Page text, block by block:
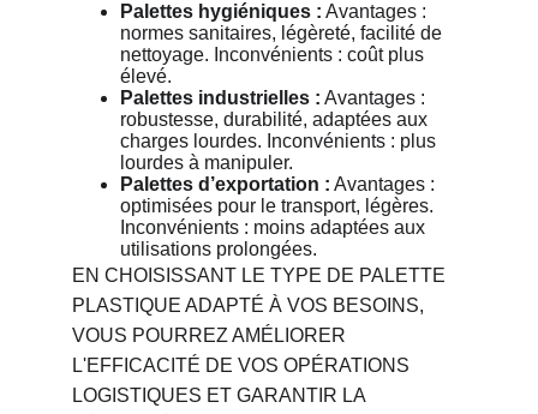
Palettes hygiéniques : Avantages :
normes sanitaires, légèreté, facilité de
nettoyage. Inconvénients : coût plus
élevé.
Palettes industrielles : Avantages :
robustesse, durabilité, adaptées aux
charges lourdes. Inconvénients : plus
lourdes à manipuler.
Palettes d’exportation : Avantages :
optimisées pour le transport, légères.
Inconvénients : moins adaptées aux
utilisations prolongées.
EN CHOISISSANT LE TYPE DE PALETTE
PLASTIQUE ADAPTÉ À VOS BESOINS,
VOUS POURREZ AMÉLIORER
L'EFFICACITÉ DE VOS OPÉRATIONS
LOGISTIQUES ET GARANTIR LA